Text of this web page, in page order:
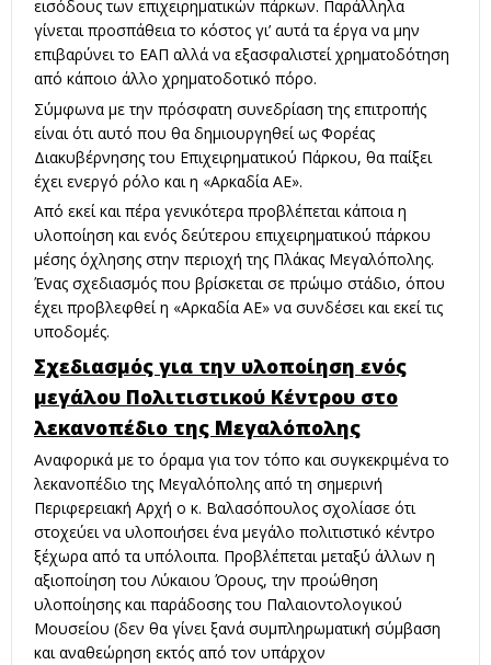
εισόδους των επιχειρηματικών πάρκων. Παράλληλα
γίνεται προσπάθεια το κόστος γι’ αυτά τα έργα να μην
επιβαρύνει το ΕΑΠ αλλά να εξασφαλιστεί χρηματοδότηση
από κάποιο άλλο χρηματοδοτικό πόρο.
Σύμφωνα με την πρόσφατη συνεδρίαση της επιτροπής
είναι ότι αυτό που θα δημιουργηθεί ως Φορέας
Διακυβέρνησης του Επιχειρηματικού Πάρκου, θα παίξει
έχει ενεργό ρόλο και η «Αρκαδία ΑΕ».
Από εκεί και πέρα γενικότερα προβλέπεται κάποια η
υλοποίηση και ενός δεύτερου επιχειρηματικού πάρκου
μέσης όχλησης στην περιοχή της Πλάκας Μεγαλόπολης.
Ένας σχεδιασμός που βρίσκεται σε πρώιμο στάδιο, όπου
έχει προβλεφθεί η «Αρκαδία ΑΕ» να συνδέσει και εκεί τις
υποδομές.
Σχεδιασμός για την υλοποίηση ενός
μεγάλου Πολιτιστικού Κέντρου στο
λεκανοπέδιο της Μεγαλόπολης
Αναφορικά με το όραμα για τον τόπο και συγκεκριμένα το
λεκανοπέδιο της Μεγαλόπολης από τη σημερινή
Περιφερειακή Αρχή ο κ. Βαλασόπουλος σχολίασε ότι
στοχεύει να υλοποιήσει ένα μεγάλο πολιτιστικό κέντρο
ξέχωρα από τα υπόλοιπα. Προβλέπεται μεταξύ άλλων η
αξιοποίηση του Λύκαιου Όρους, την προώθηση
υλοποίησης και παράδοσης του Παλαιοντολογικού
Μουσείου (δεν θα γίνει ξανά συμπληρωματική σύμβαση
και αναθεώρηση εκτός από τον υπάρχον